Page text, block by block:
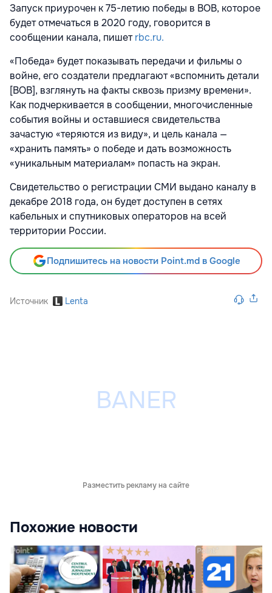
Запуск приурочен к 75-летию победы в ВОВ, которое
будет отмечаться в 2020 году, говорится в
сообщении канала, пишетrbc.ru.
«Победа» будет показывать передачи и фильмы о
войне, его создатели предлагают «вспомнить детали
[ВОВ], взглянуть на факты сквозь призму времени».
Как подчеркивается в сообщении, многочисленные
события войны и оставшиеся свидетельства
зачастую «теряются из виду», и цель канала —
«хранить память» о победе и дать возможность
«уникальным материалам» попасть на экран.
Свидетельство о регистрации СМИ выдано каналу в
декабре 2018 года, он будет доступен в сетях
кабельных и спутниковых операторов на всей
территории России.
Подпишитесь на новости Point.md в Google
Источник Lenta
Разместить рекламу на сайте
Похожие новости